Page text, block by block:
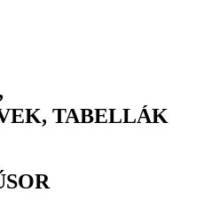
TABELLÁK